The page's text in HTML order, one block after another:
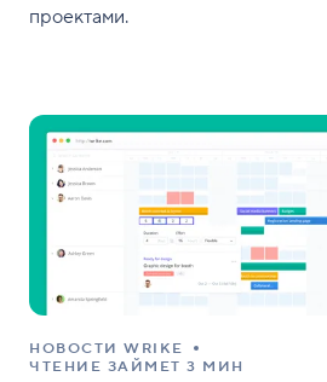
проектами.
НОВОСТИ WRIKE
ЧТЕНИЕ ЗАЙМЕТ 3 МИН